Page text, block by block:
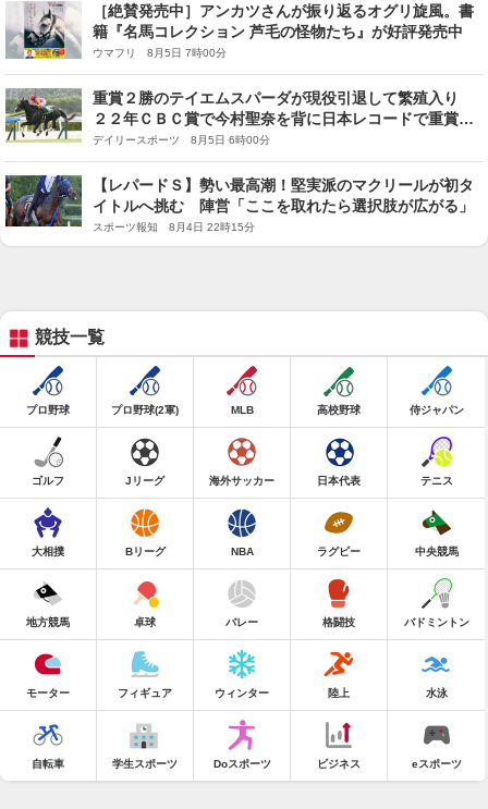
［絶賛発売中］アンカツさんが振り返るオグリ旋風。書
籍『名馬コレクション 芦毛の怪物たち』が好評発売中
ウマフリ 8月5日 7時00分
重賞２勝のテイエムスパーダが現役引退して繁殖入り
２２年ＣＢＣ賞で今村聖奈を背に日本レコードで重賞初
制覇
デイリースポーツ 8月5日 6時00分
【レパードＳ】勢い最高潮！堅実派のマクリールが初タ
イトルへ挑む 陣営「ここを取れたら選択肢が広がる」
スポーツ報知 8月4日 22時15分
競技一覧
プロ野球 プロ野球(2軍) MLB 高校野球 侍ジャパン
ゴルフ Jリーグ 海外サッカー 日本代表 テニス
大相撲 Bリーグ NBA ラグビー 中央競馬
地方競馬 卓球 バレー 格闘技 バドミントン
モーター フィギュア ウィンター 陸上 水泳
自転車 学生スポーツ Doスポーツ ビジネス eスポーツ